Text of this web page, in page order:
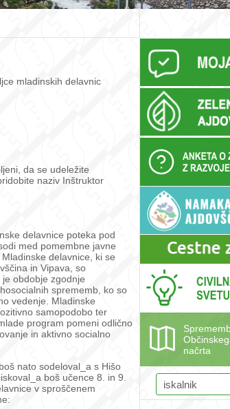
mladinskih delavnic
da se udeležite
naziv Inštruktor
delavnice poteka pod
med pomembne javne
delavnice, ki se
in Vipava, so
obdobje zgodnje
sprememb, ko so
vedenje. Mladinske
samopodobo ter
program pomeni odlično
in aktivno socialno
nato sodeloval_a s Hišo
boš učence 8. in 9.
v sproščenem
načrta